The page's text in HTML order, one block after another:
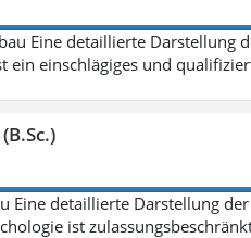
Eine detaillierte Darstellung
ein einschlägiges und
Eine detaillierte Darstellung
ist